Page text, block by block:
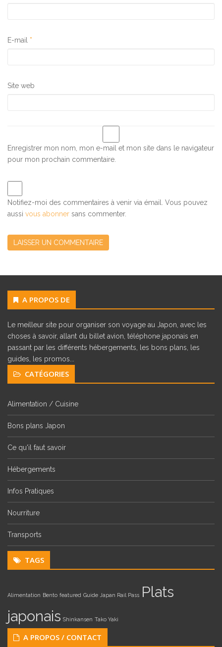
E-mail *
Site web
Enregistrer mon nom, mon e-mail et mon site dans le navigateur
pour mon prochain commentaire.
Notifiez-moi des commentaires à venir via émail. Vous pouvez
aussi vous abonner sans commenter.
A PROPOS DE
Le meilleur site pour organiser son voyage au Japon, avec les
choses à savoir, allant du billet avion, téléphone japonais en
passant par les différents hébergements, les bons plans, les
guides, les promos...
CATÉGORIES
Alimentation / Cuisine
Bons plans Japon
Ce qu'il faut savoir
Hébergements
Infos Pratiques
Nourriture
Transports
TAGS
Alimentation Bento featured Guide Japan Rail Pass Plats
japonais Shinkansen Tako Yaki
A PROPOS / CONTACT